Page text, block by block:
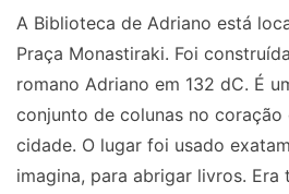
A Biblioteca de Adriano está
Praça Monastiraki. Foi
romano Adriano em 132 dC. É
conjunto de colunas no
cidade. O lugar foi usado
imagina, para abrigar livros. Era